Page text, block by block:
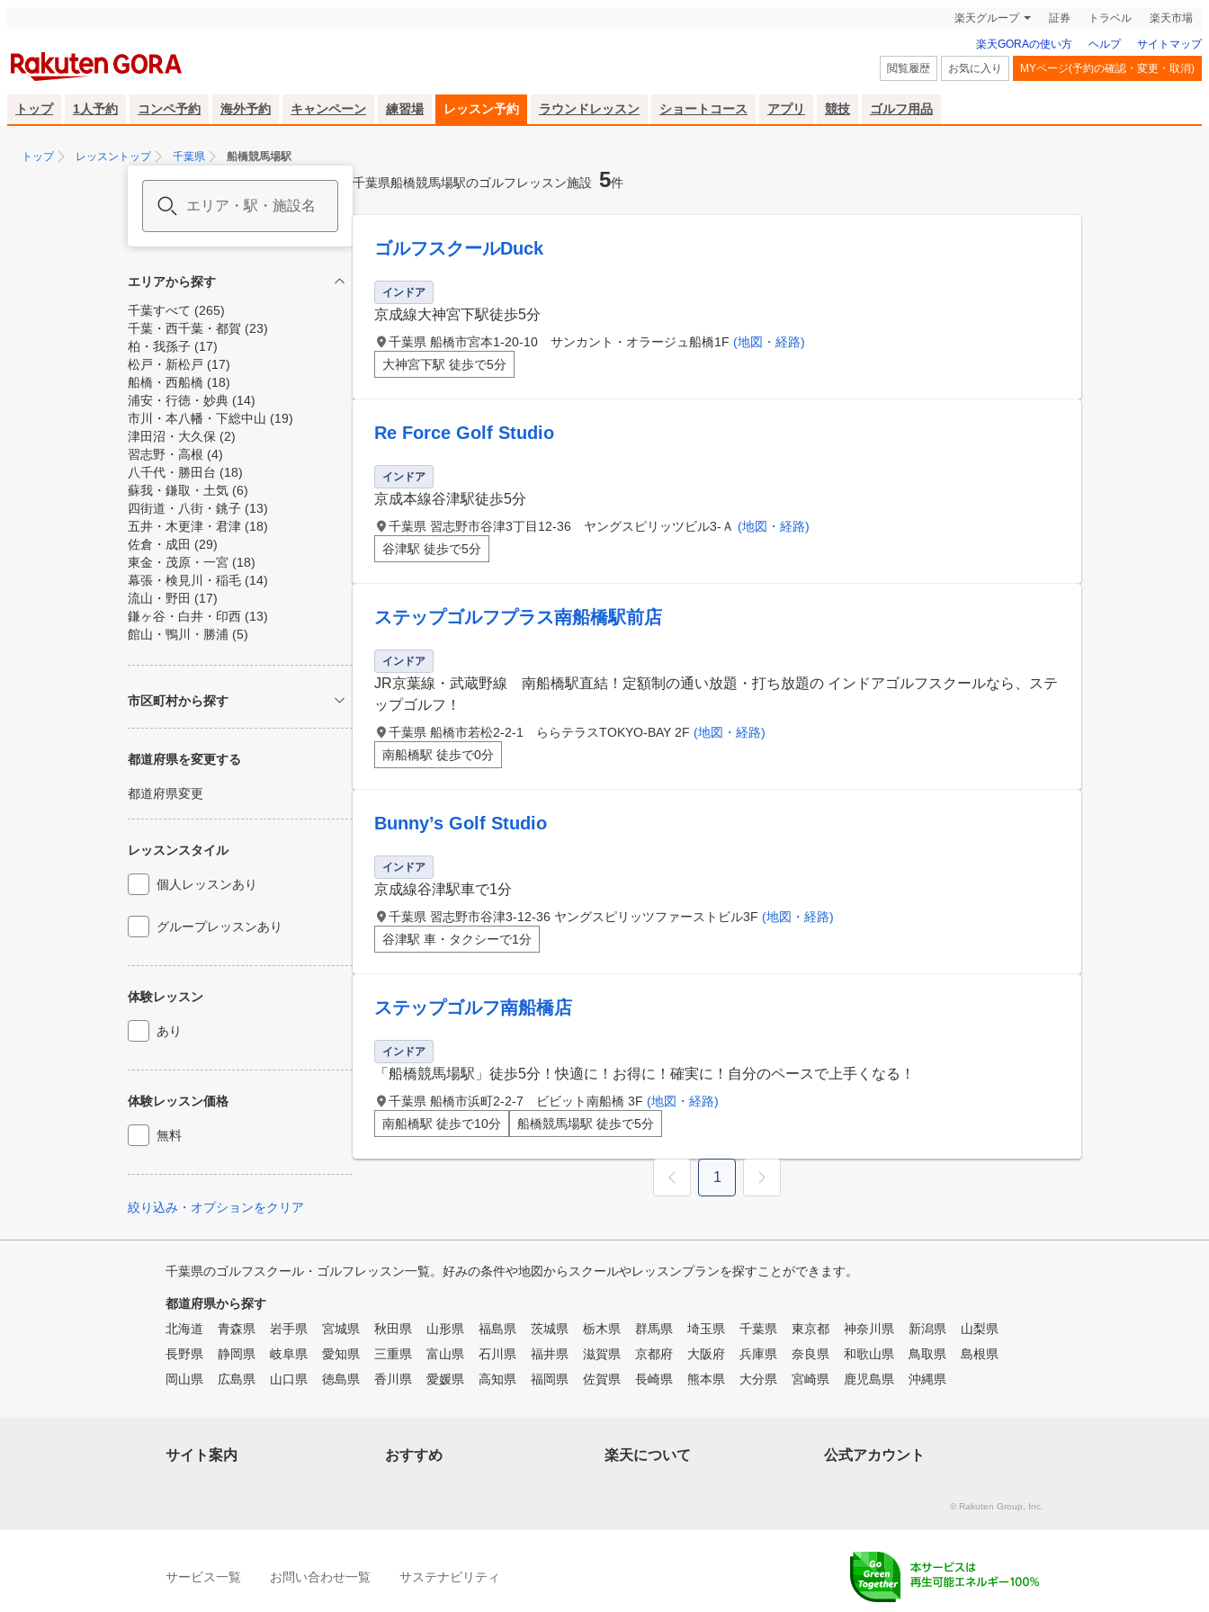
楽天グループ 証券 トラベル 楽天市場
楽天GORAの使い方 ヘルプ
サイトマップ
閲覧履歴
お気に入り MYページ(予約の確認・変更・取消)
トップ 1人予約 コンペ予約 海外予約 キャンペーン 練習場 レッスン予約 ラウンドレッスン ショートコース アプリ 競技 ゴルフ用品
トップ レッスントップ 千葉県 船橋競馬場駅
エリアから探す
千葉すべて (265)
千葉・西千葉・都賀 (23)
柏・我孫子 (17)
松戸・新松戸 (17)
船橋・西船橋 (18)
浦安・行徳・妙典 (14)
市川・本八幡・下総中山 (19)
津田沼・大久保 (2)
習志野・高根 (4)
八千代・勝田台 (18)
蘇我・鎌取・土気 (6)
四街道・八街・銚子 (13)
五井・木更津・君津 (18)
佐倉・成田 (29)
東金・茂原・一宮 (18)
幕張・検見川・稲毛 (14)
流山・野田 (17)
鎌ヶ谷・白井・印西 (13)
館山・鴨川・勝浦 (5)
市区町村から探す
都道府県を変更する
都道府県変更
レッスンスタイル
個人レッスンあり
グループレッスンあり
体験レッスン
あり
体験レッスン価格
無料
絞り込み・オプションをクリア
千葉県船橋競馬場駅のゴルフレッスン施設 5件
ゴルフスクールDuck
インドア
京成線大神宮下駅徒歩5分
千葉県 船橋市宮本1-20-10 サンカント・オラージュ船橋1F (地図・経路)
大神宮下駅 徒歩で5分
Re Force Golf Studio
インドア
京成本線谷津駅徒歩5分
千葉県 習志野市谷津3丁目12-36 ヤングスピリッツビル3-Ａ (地図・経路)
谷津駅 徒歩で5分
ステップゴルフプラス南船橋駅前店
インドア
JR京葉線・武蔵野線 南船橋駅直結！定額制の通い放題・打ち放題の インドアゴルフスクールなら、ステ
ップゴルフ！
千葉県 船橋市若松2-2-1 ららテラスTOKYO-BAY 2F (地図・経路)
南船橋駅 徒歩で0分
Bunny’s Golf Studio
インドア
京成線谷津駅車で1分
千葉県 習志野市谷津3-12-36 ヤングスピリッツファーストビル3F (地図・経路)
谷津駅 車・タクシーで1分
ステップゴルフ南船橋店
インドア
「船橋競馬場駅」徒歩5分！快適に！お得に！確実に！自分のペースで上手くなる！
千葉県 船橋市浜町2-2-7 ビビット南船橋 3F (地図・経路)
南船橋駅 徒歩で10分
船橋競馬場駅 徒歩で5分
1
千葉県のゴルフスクール・ゴルフレッスン一覧。好みの条件や地図からスクールやレッスンプランを探すことができます。
都道府県から探す
北海道
青森県 岩手県 宮城県 秋田県 山形県 福島県 茨城県 栃木県 群馬県 埼玉県 千葉県 東京都 神奈川県 新潟県
山梨県
長野県
静岡県 岐阜県 愛知県 三重県 富山県 石川県 福井県 滋賀県 京都府 大阪府 兵庫県 奈良県 和歌山県 鳥取県
島根県
岡山県
広島県 山口県 徳島県 香川県 愛媛県 高知県 福岡県 佐賀県 長崎県 熊本県 大分県 宮崎県 鹿児島県 沖縄県
サイト案内 おすすめ 楽天について 公式アカウント
© Rakuten Group, Inc.
サービス一覧 お問い合わせ一覧 サステナビリティ